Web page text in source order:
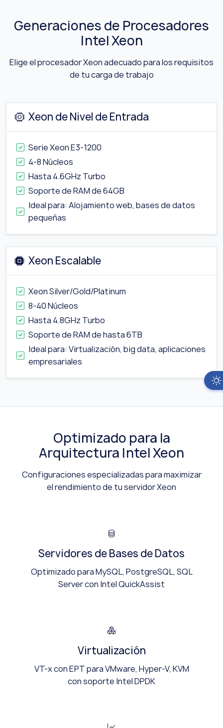
Generaciones de Procesadores
Intel Xeon
Elige el procesador Xeon adecuado para los requisitos
de tu carga de trabajo
Xeon de Nivel de Entrada
Serie Xeon E3-1200
4-8 Núcleos
Hasta 4.6GHz Turbo
Soporte de RAM de 64GB
Ideal para: Alojamiento web, bases de datos
pequeñas
Xeon Escalable
Xeon Silver/Gold/Platinum
8-40 Núcleos
Hasta 4.8GHz Turbo
Soporte de RAM de hasta 6TB
Ideal para: Virtualización, big data, aplicaciones
empresariales
Optimizado para la
Arquitectura Intel Xeon
Configuraciones especializadas para maximizar
el rendimiento de tu servidor Xeon
Servidores de Bases de Datos
Optimizado para MySQL, PostgreSQL, SQL
Server con Intel QuickAssist
Virtualización
VT-x con EPT para VMware, Hyper-V, KVM
con soporte Intel DPDK